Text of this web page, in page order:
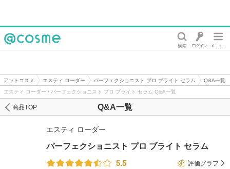
アットコスメ エスティ ローダー パーフェクショニスト プロ ブライト セラム
Q&A一覧
エスティ ローダー / パーフェクショニスト プロ ブライト セラム Q&A一覧
Q&A一覧
商品TOP
エスティ ローダー
パーフェクショニスト プロ ブライト セラム
5.5
評価グラフ